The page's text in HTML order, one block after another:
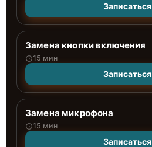
Записаться
Замена кнопки включения
15 мин
Записаться
Замена микрофона
15 мин
Записаться